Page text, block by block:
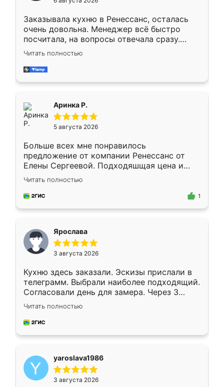
мебели буду заказывать только здесь.
Заказывала кухню в Ренессанс, осталась
очень довольна. Менеджер всё быстро
посчитала, на вопросы отвечала сразу.
Замерщик приехал в субботу, подошёл к
делу со всей ответственностью. Собрали
за день, ребята работали аккуратно, даже
Читать полностью
Аринка Р.
5 августа 2026
Больше всех мне понравилось
предложение от компании Ренессанс от
Елены Сергеевой. Подходяшщая цена и
короткие сроки изготовления. Приехавший
для замера сотрудник Владислав
предложил по моему эскизу самый
Читать полностью
1
Ярослава
3 августа 2026
Кухню здесь заказали. Эскизы прислали в
телеграмм. Выбрали наиболее подходящий.
Согласовали день для замера. Через 3
недели кухня была уже готова. Остались
довольны работой. Спасибо Ренессанс
мебель за качественную работу!
Читать полностью
yaroslava1986
3 августа 2026